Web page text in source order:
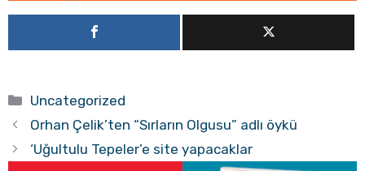
Kategoriler
Uncategorized
Orhan Çelik’ten “Sırların Olgusu” adlı öykü
‘Uğultulu Tepeler’e site yapacaklar